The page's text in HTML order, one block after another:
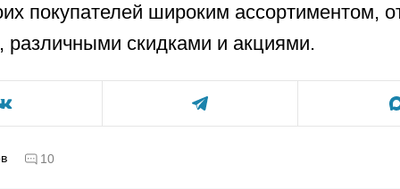
покупателей широким ассортиментом,
различными скидками и акциями.
10